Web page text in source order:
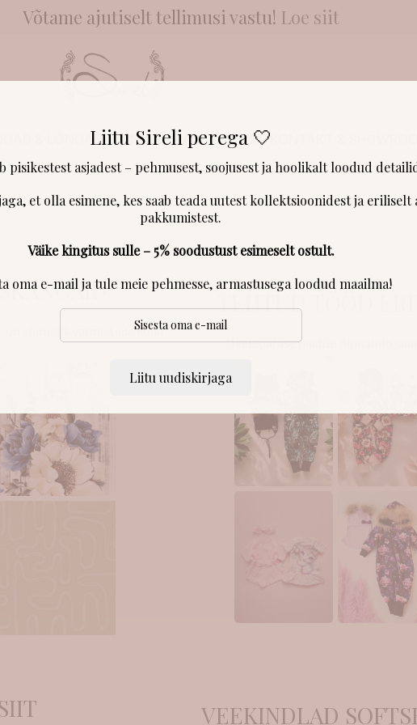
Võtame ajutiselt tellimusi vastu! Loe siit
& LÕNGADKLIENDID RÄÄGIVADMEIST
on võimalik valmistada kõiki
TEHTUD TÖÖD
Meelepärase näidise hinnainfo
VEEKINDLAD
Liitu Sireli perega 🤍
pisikestest asjadest – pehmusest, soojusest ja hoolikalt loodud
et olla esimene, kes saab teada uutest kollektsioonidest ja eriliselt
pakkumistest.
Väike kingitus sulle – 5% soodustust esimeselt ostult.
oma e-mail ja tule meie pehmesse, armastusega loodud maailma!
Liitu uudiskirjaga